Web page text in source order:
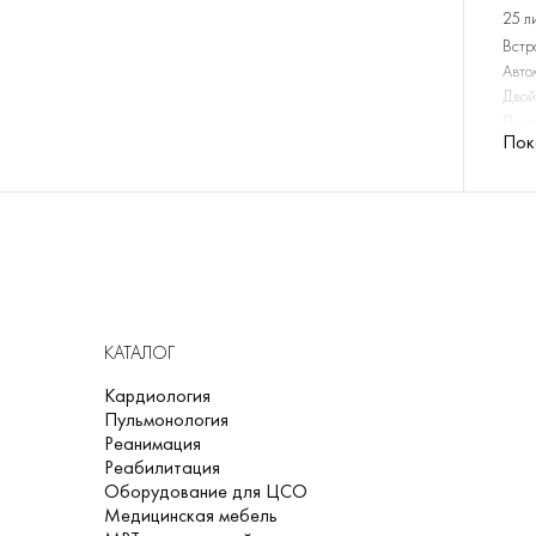
25
КАТАЛОГ
Кардиология
Пульмонология
Реанимация
Реабилитация
Оборудование для ЦСО
Медицинская мебель